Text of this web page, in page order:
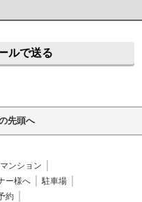
ルで送る
先頭へ
ンション
ー様へ
駐車場
約